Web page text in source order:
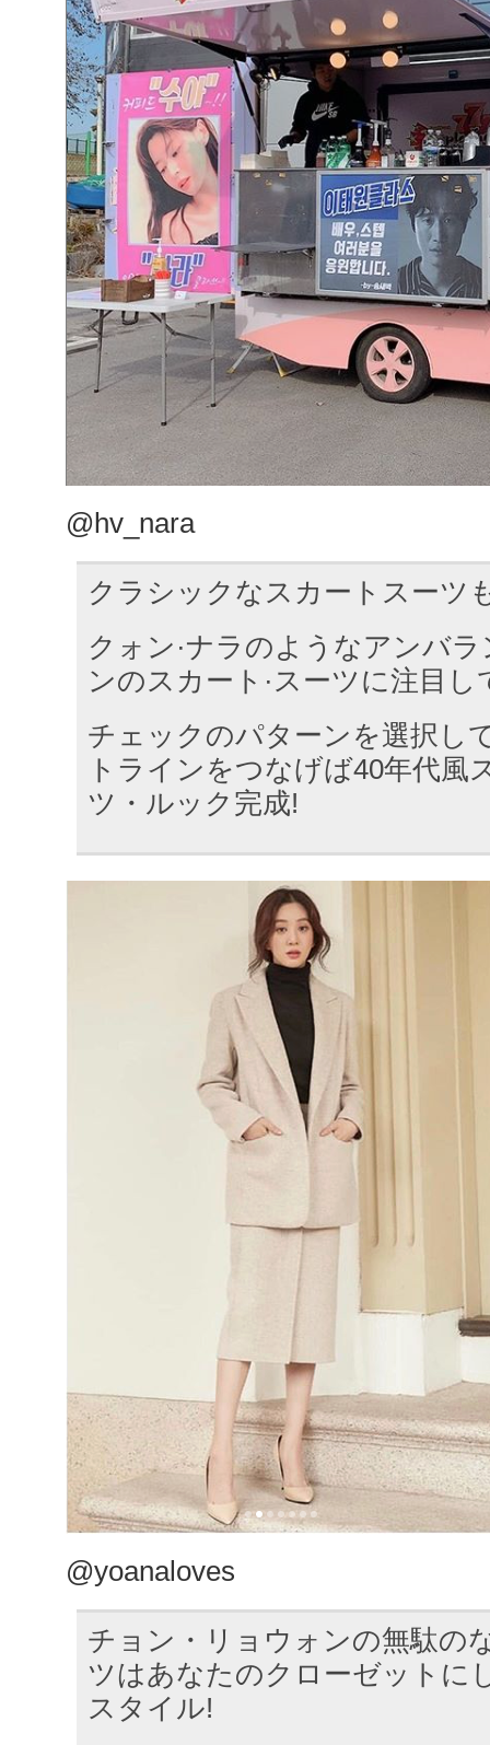
@hv_nara
クラシックなスカートスーツ
クォン·ナラのようなアンバ
ンのスカート·スーツに注目
チェックのパターンを選択し
トラインをつなげば40年代風
ツ・ルック完成!
@yoanaloves
チョン・リョウォンの無駄の
ツはあなたのクローゼットに
スタイル!